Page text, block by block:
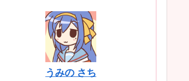
うみの さち